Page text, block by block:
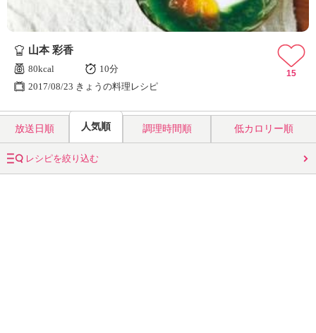
山本 彩香
80kcal
10分
2017/08/23 きょうの料理レシピ
15
放送日順 人気順 調理時間順 低カロリー順
レシピを絞り込む